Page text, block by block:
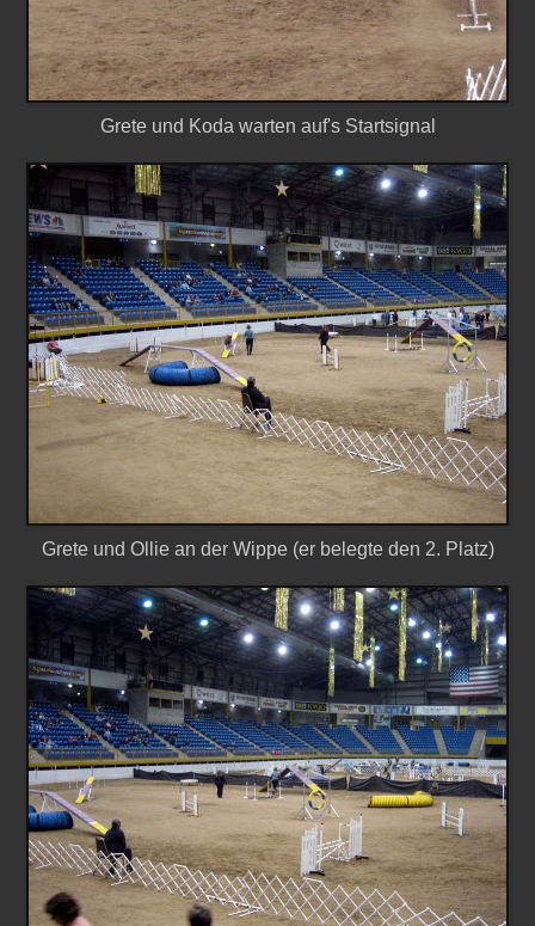
Grete und Koda warten auf's Startsignal
Grete und Ollie an der Wippe (er belegte den 2. Platz)